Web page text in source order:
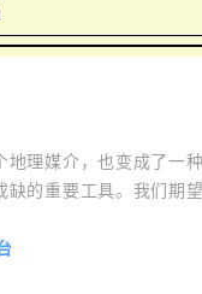
地理媒介，也变成了一
缺的重要工具。我们期